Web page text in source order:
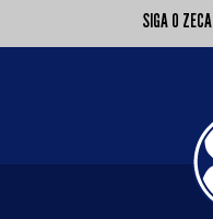
SIGA O ZECA